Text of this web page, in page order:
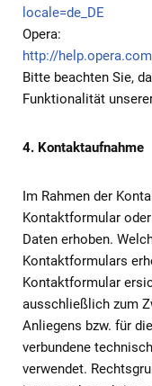
locale=de_DE
Opera:
http://
Bitte beachten Sie,
Funktionalität
4. Kontaktaufnahme
Im Rahmen der
Kontaktformular
Daten erhoben.
Kontaktformulars
Kontaktformular
ausschließlich zum
Anliegens bzw. für
verbundene
verwendet.